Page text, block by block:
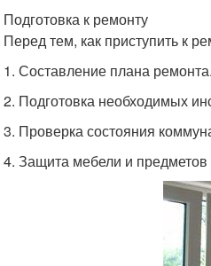
Подготовка к ремонту
Перед тем, как приступить к
1. Составление плана ремонта.
2. Подготовка необходимых
3. Проверка состояния
4. Защита мебели и предметов